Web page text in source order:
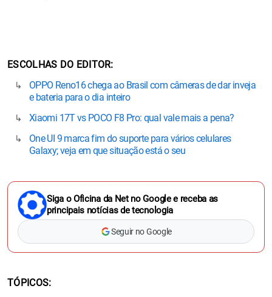
ESCOLHAS DO EDITOR
OPPO Reno16 chega ao Brasil com câmeras de dar inveja
e bateria para o dia inteiro
Xiaomi 17T vs POCO F8 Pro: qual vale mais a pena?
One UI 9 marca fim do suporte para vários celulares
Galaxy; veja em que situação está o seu
Siga o Oficina da Net no Google e receba as
principais notícias de tecnologia
Seguir no Google
TÓPICOS